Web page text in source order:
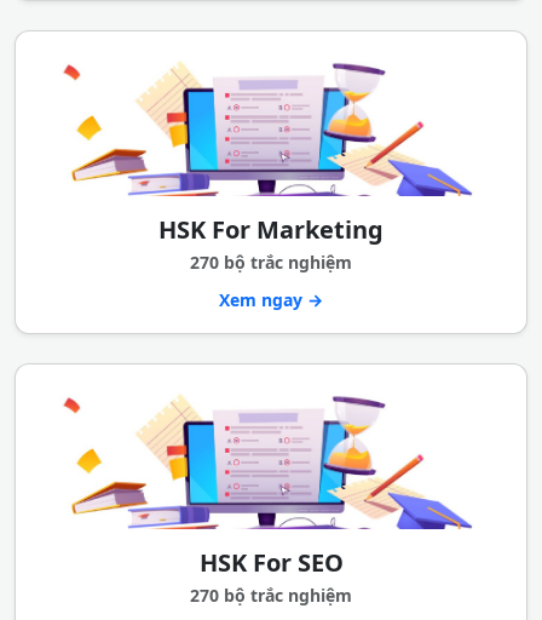
HSK For Marketing
270 bộ trắc nghiệm
Xem ngay →
HSK For SEO
270 bộ trắc nghiệm